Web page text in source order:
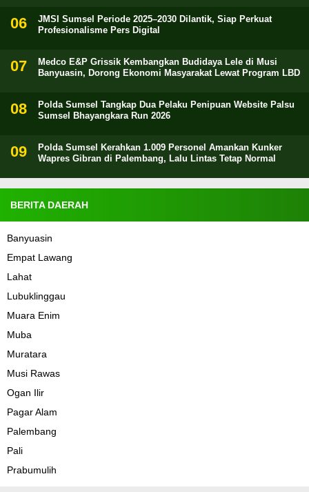
JMSI Sumsel Periode 2025–2030 Dilantik, Siap Perkuat
Profesionalisme Pers Digital
Medco E&P Grissik Kembangkan Budidaya Lele di Musi
Banyuasin, Dorong Ekonomi Masyarakat Lewat Program LBD
Polda Sumsel Tangkap Dua Pelaku Penipuan Website Palsu
Sumsel Bhayangkara Run 2026
Polda Sumsel Kerahkan 1.009 Personel Amankan Kunker
Wapres Gibran di Palembang, Lalu Lintas Tetap Normal
BERITA DAERAH
Banyuasin
Empat Lawang
Lahat
Lubuklinggau
Muara Enim
Muba
Muratara
Musi Rawas
Ogan Ilir
Pagar Alam
Palembang
Pali
Prabumulih